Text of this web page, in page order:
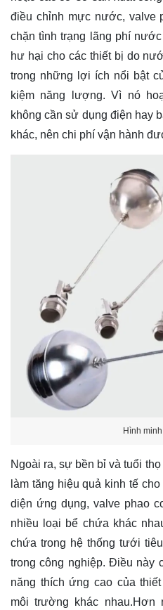
điều chỉnh mực nước, valve
chặn tình trạng lãng phí
hư hại cho các thiết bị do
trong những lợi ích nổi bật
kiệm năng lượng. Vì nó
không cần sử dụng điện hay
khác, nên chi phí vận hành
Hình
Ngoài ra, sự bền bỉ và tuổi
làm tăng hiệu quả kinh tế
diện ứng dụng, valve phao
nhiều loại bể chứa khác
chứa trong hệ thống tưới
trong công nghiệp. Điều này
năng thích ứng cao của
môi trường khác